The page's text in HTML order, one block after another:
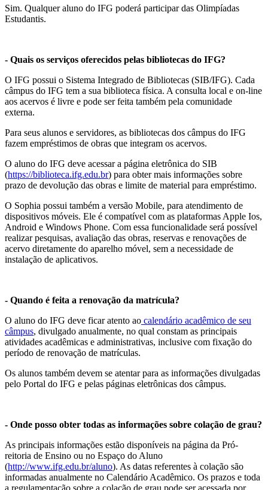
Sim. Qualquer aluno do IFG poderá participar das Olimpíadas
Estudantis.
- Quais os serviços oferecidos pelas bibliotecas do IFG?
O IFG possui o Sistema Integrado de Bibliotecas (SIB/IFG). Cada
câmpus do IFG tem a sua biblioteca física. A consulta local e on-line
aos acervos é livre e pode ser feita também pela comunidade
externa.
Para seus alunos e servidores, as bibliotecas dos câmpus do IFG
fazem empréstimos de obras que integram os acervos.
O aluno do IFG deve acessar a página eletrônica do SIB
(https://biblioteca.ifg.edu.br) para obter mais informações sobre
prazo de devolução das obras e limite de material para empréstimo.
O Sophia possui também a versão Mobile, para atendimento de
dispositivos móveis. Ele é compatível com as plataformas Apple Ios,
Android e Windows Phone. Com essa funcionalidade será possível
realizar pesquisas, avaliação das obras, reservas e renovações de
acervo diretamente do aparelho móvel, sem a necessidade de
instalação de aplicativos.
- Quando é feita a renovação da matrícula?
O aluno do IFG deve ficar atento ao calendário acadêmico de seu
câmpus, divulgado anualmente, no qual constam as principais
atividades acadêmicas e administrativas, inclusive com fixação do
período de renovação de matrículas.
Os alunos também devem se atentar para as informações divulgadas
pelo Portal do IFG e pelas páginas eletrônicas dos câmpus.
- Onde posso obter todas as informações sobre colação de grau?
As principais informações estão disponíveis na página da Pró-
reitoria de Ensino ou no Espaço do Aluno
(http://www.ifg.edu.br/aluno). As datas referentes à colação são
informadas anualmente no Calendário Acadêmico. Os prazos e toda
a regulamentação sobre a colação de grau pode ser acessada por